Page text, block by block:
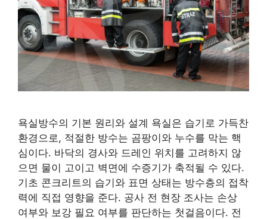
욕실방수의 기본 원리와 설계 욕실은 습기로 가득찬
환경으로, 적절한 방수는 곰팡이와 누수를 막는 핵
심이다. 바닥의 경사와 드레인 위치를 고려하지 않
으면 물이 고이고 벽면에 수증기가 축적될 수 있다.
기초 콘크리트의 습기와 표면 상태는 방수층의 접착
력에 직접 영향을 준다. 공사 전 현장 조사는 손상
여부와 보강 필요 여부를 판단하는 첫걸음이다. 전